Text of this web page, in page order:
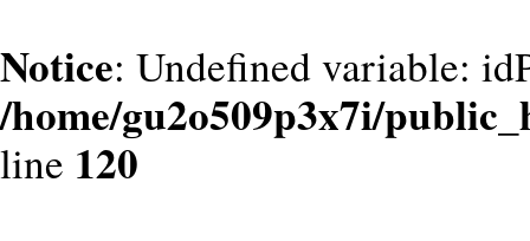
Notice: Undefined variable:
/home/gu2o509p3x7i/
line 120